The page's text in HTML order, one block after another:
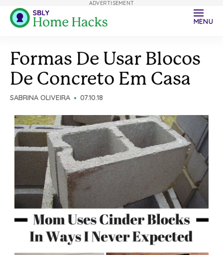
MENU
Formas De Usar Blocos
De Concreto Em Casa
SABRINA OLIVEIRA 07.10.18
ADVERTISEMENT